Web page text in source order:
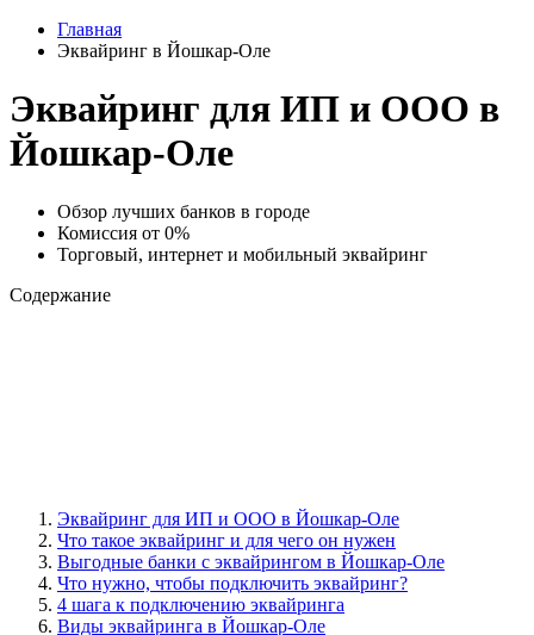
Главная
Эквайринг в Йошкар-Оле
Эквайринг для ИП и ООО в
Йошкар-Оле
Обзор лучших банков в городе
Комиссия от 0%
Торговый, интернет и мобильный эквайринг
Содержание
Эквайринг для ИП и ООО в Йошкар-Оле
Что такое эквайринг и для чего он нужен
Выгодные банки с эквайрингом в Йошкар-Оле
Что нужно, чтобы подключить эквайринг?
4 шага к подключению эквайринга
Виды эквайринга в Йошкар-Оле